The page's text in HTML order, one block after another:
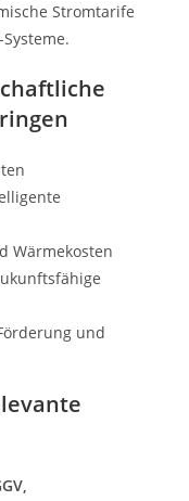
Stromtarife
Wärmekosten
und